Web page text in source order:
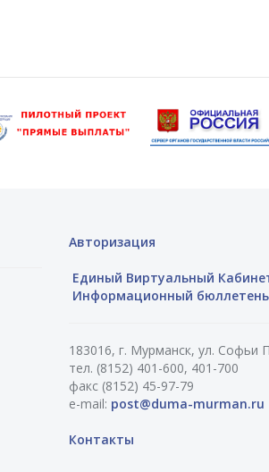
Авторизация
Единый Виртуальный
Информационный бюллетень
183016, г. Мурманск, ул. Софьи
тел. (8152) 401-600, 401-700
факс (8152) 45-97-79
e-mail: post@duma-murman.ru
Контакты